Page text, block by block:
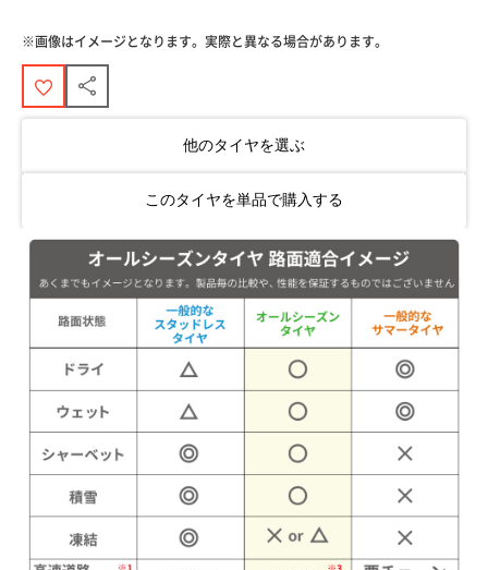
※画像はイメージとなります。実際と異なる場合があります。
他のタイヤを選ぶ
このタイヤを単品で購入する